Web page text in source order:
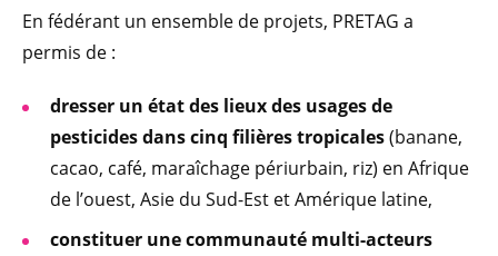
En fédérant un ensemble de projets, PRETAG a
permis de :
dresser un état des lieux des usages de
pesticides dans cinq filières tropicales(banane,
cacao, café, maraîchage périurbain, riz) en Afrique
de l’ouest, Asie du Sud-Est et Amérique latine,
constituer une communauté multi-acteurs